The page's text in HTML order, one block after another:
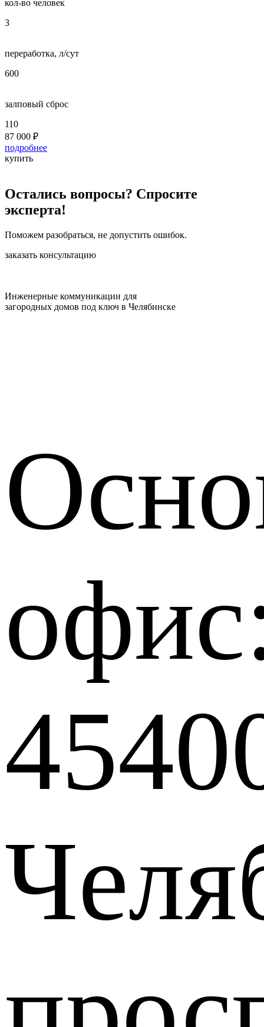
кол-во человек
3
переработка, л/сут
600
залповый сброс
110
87 000 ₽
подробнее
купить
Остались вопросы? Спросите
эксперта!
Поможем разобраться, не допустить ошибок.
заказать консультацию
Инженерные коммуникации для
загородных домов под ключ в Челябинске